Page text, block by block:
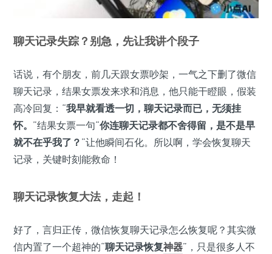
聊天记录失踪？别急，先让我讲个段子
话说，有个朋友，前几天跟女票吵架，一气之下删了微信
聊天记录，结果女票发来求和消息，他只能干瞪眼，假装
高冷回复：“我早就看透一切，聊天记录而已，无须挂
怀。 ”结果女票一句“你连聊天记录都不舍得留，是不是早
就不在乎我了？ ”让他瞬间石化。所以啊，学会恢复聊天
记录，关键时刻能救命！
聊天记录恢复大法，走起！
好了，言归正传，微信恢复聊天记录怎么恢复呢？其实微
信内置了一个超神的“聊天记录恢复神器”，只是很多人不